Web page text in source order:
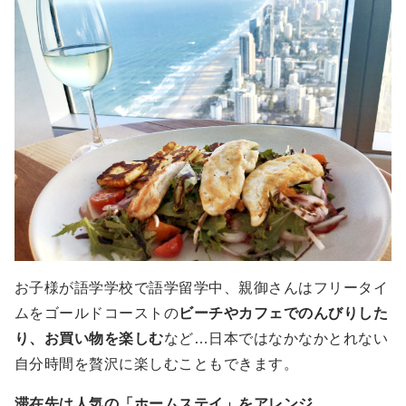
お子様が語学学校で語学留学中、親御さんはフリータイ
ムをゴールドコーストのビーチやカフェでのんびりした
り、お買い物を楽しむなど…日本ではなかなかとれない
自分時間を贅沢に楽しむこともできます。